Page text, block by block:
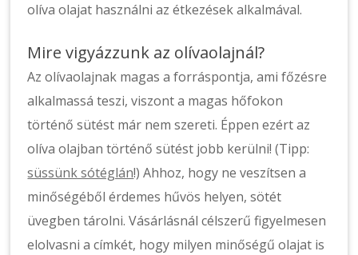
olíva olajat használni az étkezések alkalmával.
Mire vigyázzunk az olívaolajnál?
Az olívaolajnak magas a forráspontja, ami főzésre
alkalmassá teszi, viszont a magas hőfokon
történő sütést már nem szereti. Éppen ezért az
olíva olajban történő sütést jobb kerülni! (Tipp:
süssünk sótéglán!) Ahhoz, hogy ne veszítsen a
minőségéből érdemes hűvös helyen, sötét
üvegben tárolni. Vásárlásnál célszerű figyelmesen
elolvasni a címkét, hogy milyen minőségű olajat is